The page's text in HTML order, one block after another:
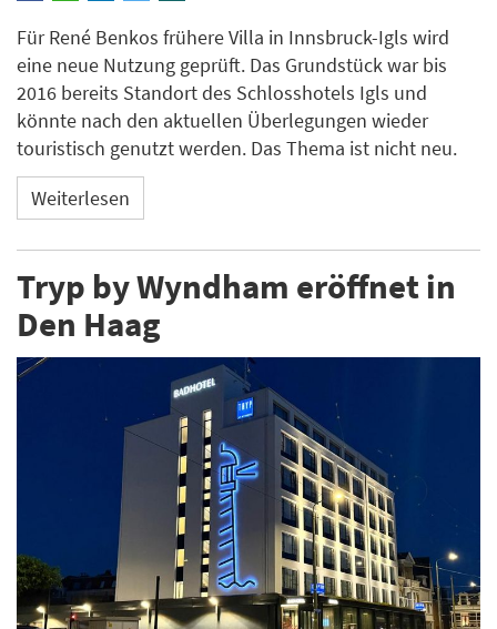
Für René Benkos frühere Villa in Innsbruck-Igls wird
eine neue Nutzung geprüft. Das Grundstück war bis
2016 bereits Standort des Schlosshotels Igls und
könnte nach den aktuellen Überlegungen wieder
touristisch genutzt werden. Das Thema ist nicht neu.
Weiterlesen
Tryp by Wyndham eröffnet in
Den Haag